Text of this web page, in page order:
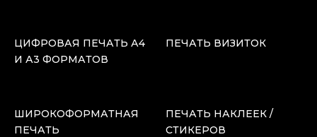
ЦИФРОВАЯ ПЕЧАТЬ А4
И А3 ФОРМАТОВ
ПЕЧАТЬ ВИЗИТОК
ШИРОКОФОРМАТНАЯ
ПЕЧАТЬ
ПЕЧАТЬ НАКЛЕЕК /
СТИКЕРОВ